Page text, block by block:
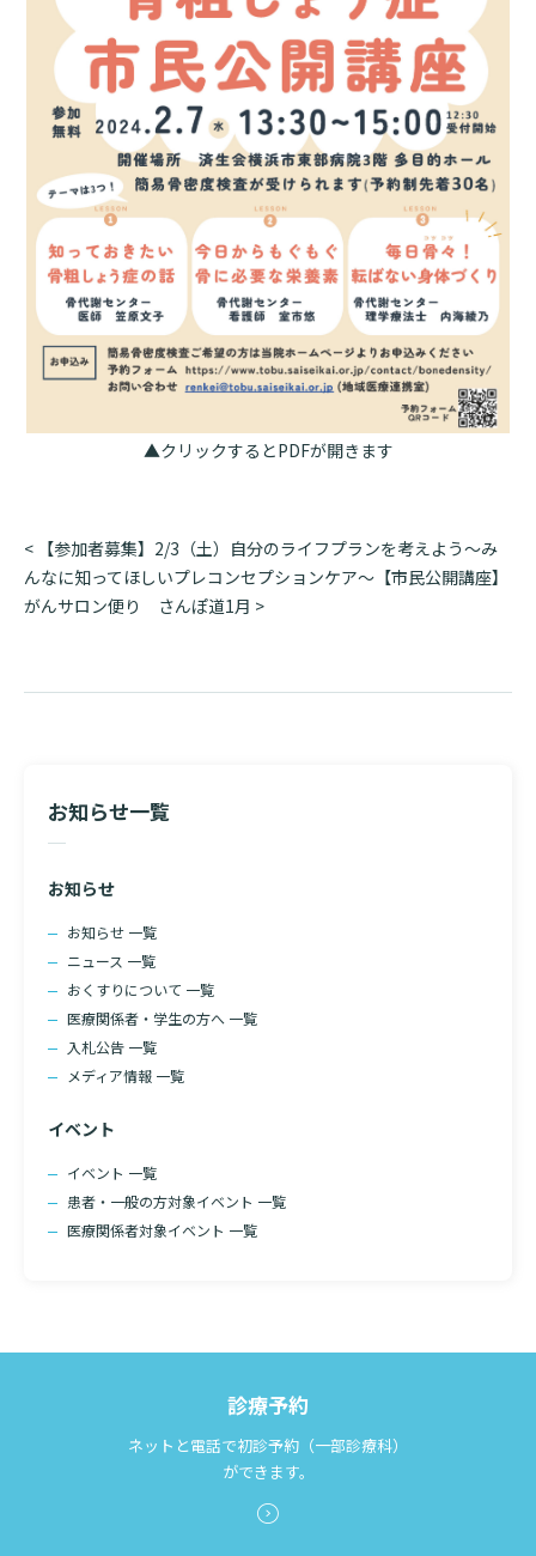
倫理に関する事
情報公開
厚生労働大臣が定める掲示事項
施設認定
数字で見る東部病院のいま
臨床研究に関する情報公開について（オプトアウト）
研究・業績
東部病院の特長
広報誌「とーぶたいむ」
セカンドオピニオンのご案内
外来のお会計について
入院・面会について
入院が決まったら
入院中の過ごし方
入院のお会計について
ご面会について
交通アクセス
フロアマップ
院内施設のご案内
LINEサービスについて
診療記録（カルテ）の開示について
よくあるご質問
医療連携センターについて
患者さんのご紹介方法
医療連携センター長ごあいさつ
医療連携センターのご案内
医療機関様からのよくあるご質問
連携登録医制度
連携登録医療機関一覧
訪問看護指示書について
医療関係者向け講習・研修
当院退職後のカルテ閲覧手続きについて
当院退職後のカルテ閲覧手続き
イベント
採用情報
病院ボランティア募集
ご寄付のお願い
臨床研究センターのご紹介
クラウドファンディング
予約変更・確認
▲クリックするとPDFが開きます
投
稿
ナ
ー
< 【参加者募集】2/3（土）自分のライフプランを考えよう～み
んなに知ってほしいプレコンセプションケア～【市民公開講座】
がんサロン便り さんぽ道1月 >
お知らせ一覧
お知らせ
お知らせ 一覧
ニュース 一覧
おくすりについて 一覧
医療関係者・学生の方へ 一覧
入札公告 一覧
メディア情報 一覧
イベント
イベント 一覧
患者・一般の方対象イベント 一覧
医療関係者対象イベント 一覧
診療予約
ネットと電話で初診予約（一部診療科）
ができます。